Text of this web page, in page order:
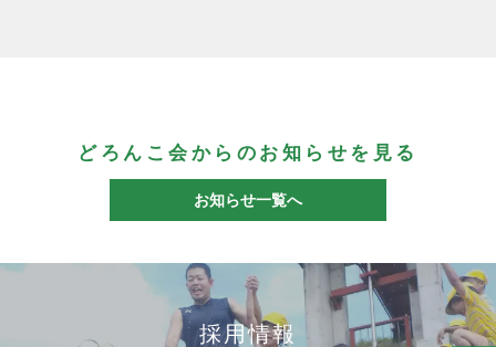
どろんこ会からのお知らせを見る
お知らせ一覧へ
採用情報